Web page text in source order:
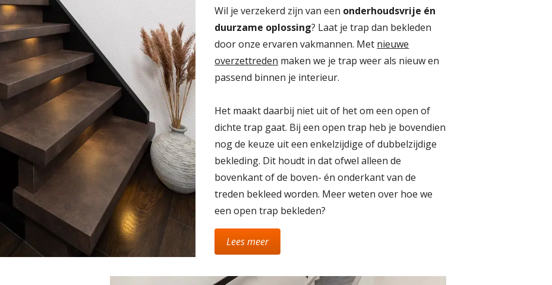
Wil je verzekerd zijn van een onderhoudsvrije én
duurzame oplossing? Laat je trap dan bekleden
door onze ervaren vakmannen. Met nieuwe
overzettreden maken we je trap weer als nieuw en
passend binnen je interieur.
Het maakt daarbij niet uit of het om een open of
dichte trap gaat. Bij een open trap heb je bovendien
nog de keuze uit een enkelzijdige of dubbelzijdige
bekleding. Dit houdt in dat ofwel alleen de
bovenkant of de boven- én onderkant van de
treden bekleed worden. Meer weten over hoe we
een open trap bekleden?
Lees meer